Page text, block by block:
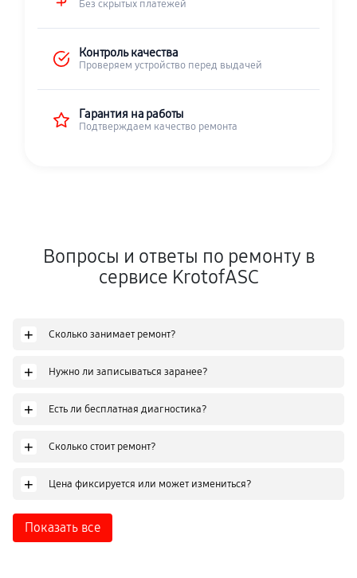
Без скрытых платежей
Контроль качества
Проверяем устройство перед выдачей
Гарантия на работы
Подтверждаем качество ремонта
Вопросы и ответы по ремонту в
сервисе KrotofASC
+ Сколько занимает ремонт?
+ Нужно ли записываться заранее?
+ Есть ли бесплатная диагностика?
+ Сколько стоит ремонт?
+ Цена фиксируется или может измениться?
Показать все